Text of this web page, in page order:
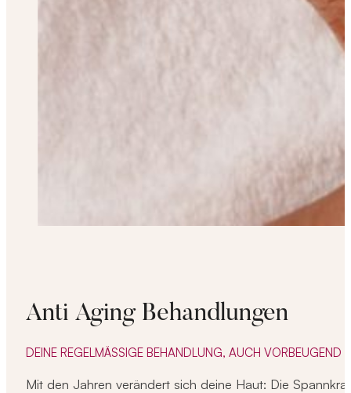
Anti Aging Behandlungen
DEINE REGELMÄSSIGE BEHANDLUNG, AUCH VORBEUGEND
Mit den Jahren verändert sich deine Haut: Die